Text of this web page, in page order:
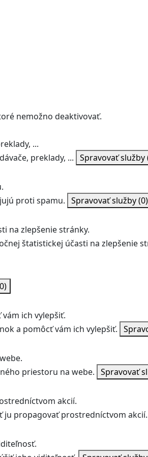
nemožno deaktivovať.
...
preklady, ... Spravovať služby
proti spamu. Spravovať služby(0)
na zlepšenie stránky.
štatistickej účasti na zlepšenie
ich vylepšiť.
a pomôcť vám ich vylepšiť.
priestoru na webe. Spravovať
akcií.
ju propagovať prostredníctvom akcií.